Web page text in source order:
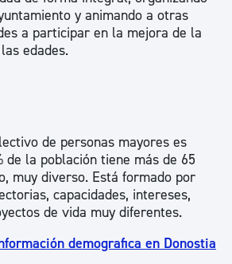
y animando a otras
a participar en la mejora de la
edades.
de personas mayores es
de la población tiene más de 65
muy diverso. Está formado por
capacidades, intereses,
de vida muy diferentes.
demografica en Donostia